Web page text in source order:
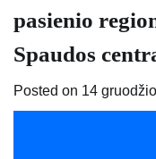
pasienio
Spaudos
Posted on 14